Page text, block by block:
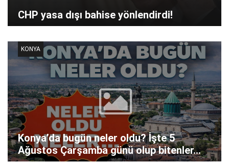
CHP yasa dışı bahise yönlendirdi!
Konya’da bugün neler oldu? İşte 5
Ağustos Çarşamba günü olup bitenler…
KONYA